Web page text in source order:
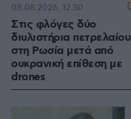
Στις φλόγες δύο
διυλιστήρια πετρελαίου
στη Ρωσία μετά από
ουκρανική επίθεση με
drones
08.08.2026, 12:30